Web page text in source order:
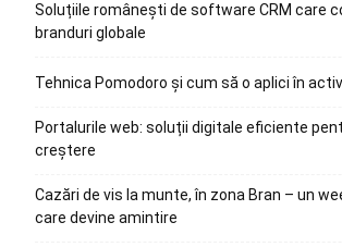
Soluțiile românești de software CRM care
branduri globale
Tehnica Pomodoro și cum să o aplici în
Portalurile web: soluții digitale eficiente
creștere
Cazări de vis la munte, în zona Bran – un
care devine amintire